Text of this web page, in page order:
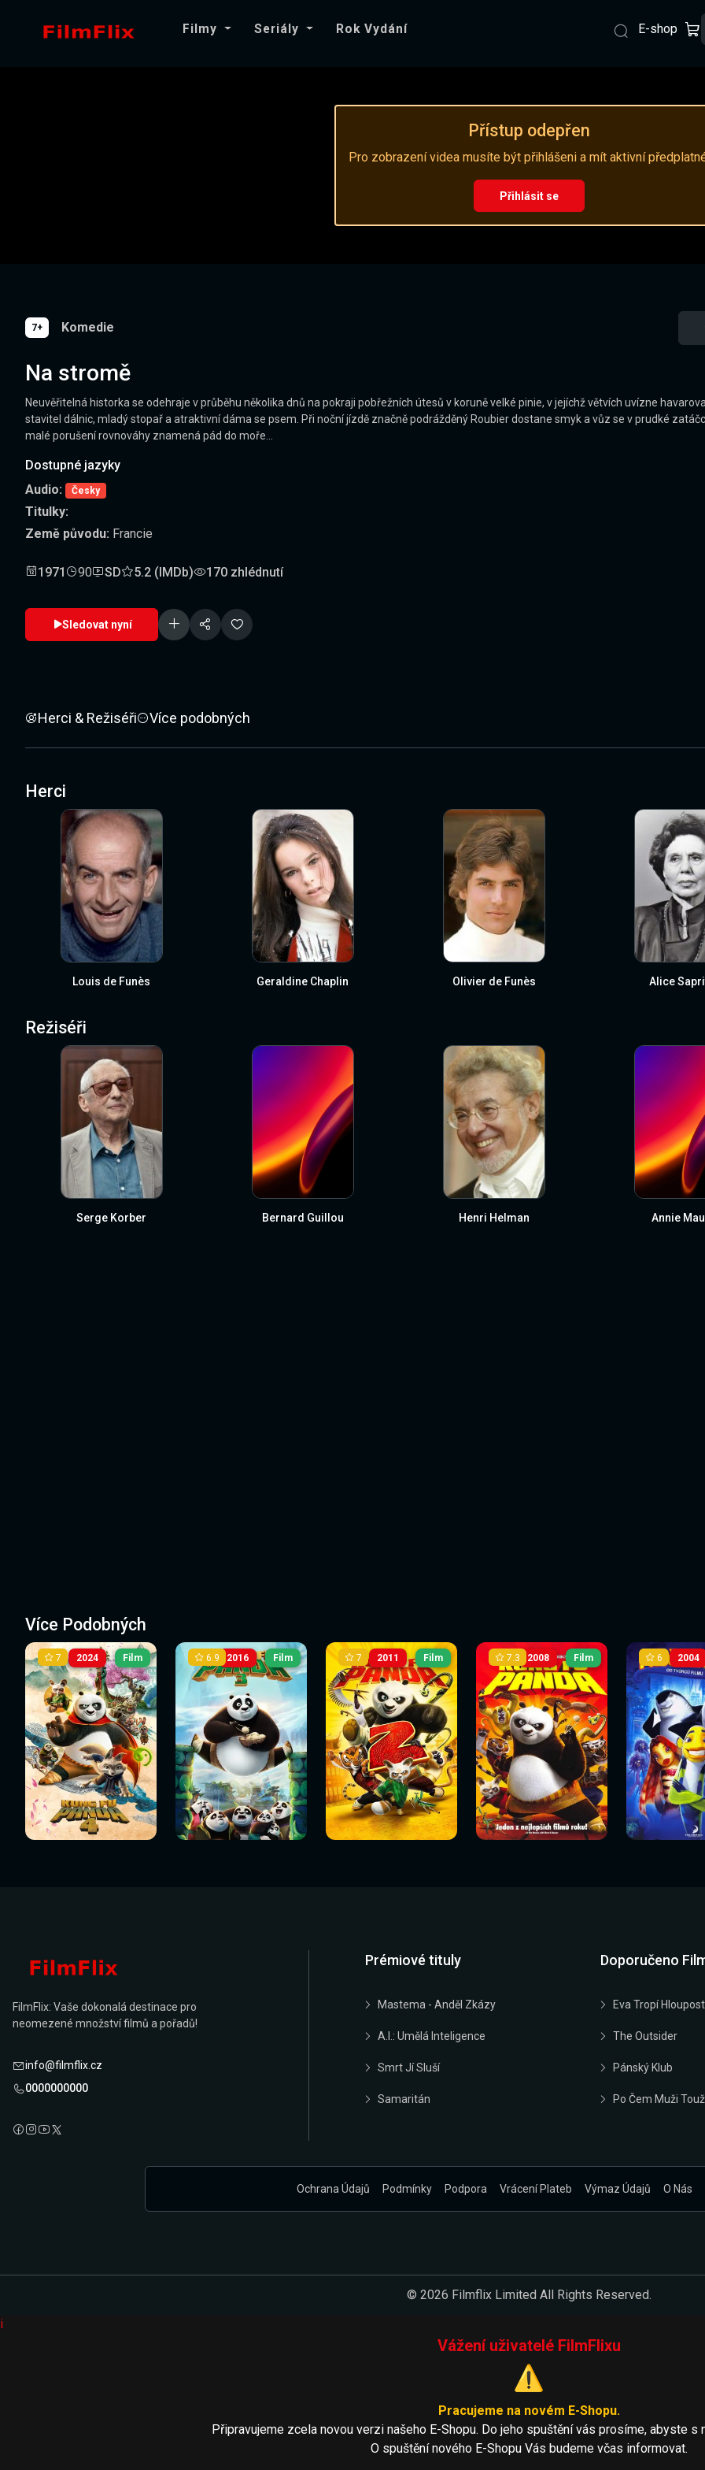
Filmy Seriály Rok Vydání E-shop
Přístup odepřen
Pro zobrazení videa musíte být přihlášeni a mít aktivní
Přihlásit se
7+ Komedie
Na stromě
Neuvěřitelná historka se odehraje v průběhu několika dnů na pokraji pobřežních útesů v koruně velké pinie, v jejíchž větvích uvízne
stavitel dálnic, mladý stopař a atraktivní dáma se psem. Při noční jízdě značně podrážděný Roubier dostane smyk a vůz se v prudké
malé porušení rovnováhy znamená pád do moře...
Dostupné jazyky
Audio:
Česky
Titulky:
Země původu: Francie
1971 90 SD 5.2 (IMDb) 170 zhlédnutí
Sledovat nyní
Herci & Režiséři Více podobných
Herci
Louis de Funès Geraldine Chaplin Olivier de Funès Alice
Režiséři
Serge Korber Bernard Guillou Henri Helman Annie
Více Podobných
2024
Sledovat
nyní
7 Film
Sledovat nyní
2016
Sledovat
nyní
6.9 Film
Sledovat nyní
2011
Sledovat
nyní
7 Film
Sledovat nyní
2008
Sledovat
nyní
7.3 Film
Sledovat nyní
2004
Sledovat
nyní
6
Sledovat
FilmFlix: Vaše dokonalá destinace pro
neomezené množství filmů a pořadů!
info@filmflix.cz
0000000000
Prémiové tituly
Mastema - Anděl Zkázy
A.I.: Umělá Inteligence
Smrt Jí Sluší
Samaritán
Doporučeno
Eva Tropí
The Outsider
Pánský Klub
Po Čem Muži
Ochrana Údajů Podmínky Podpora Vrácení Plateb Výmaz Údajů O Nás
© 2026 Filmflix Limited All Rights Reserved.
i
Vážení uživatelé FilmFlixu
⚠️
Pracujeme na novém E-Shopu.
Připravujeme zcela novou verzi našeho E-Shopu. Do jeho spuštění vás prosíme, abyste s
O spuštění nového E-Shopu Vás budeme včas informovat.